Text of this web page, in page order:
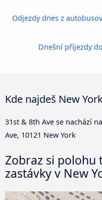
Odjezdy dnes z
Dnešní příjezdy
Kde najdeš New
31st & 8th Ave se nachází
Ave, 10121 New York
Zobraz si polohu
zastávky v New